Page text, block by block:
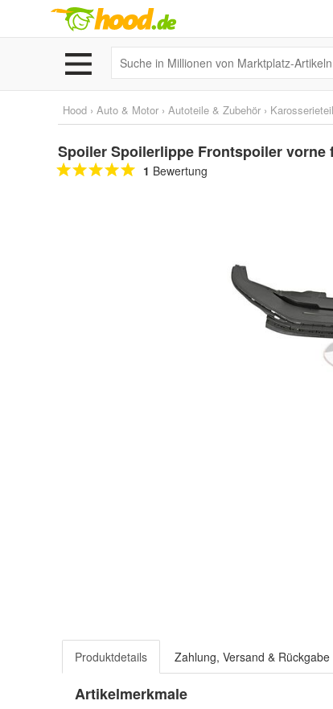
Hood › Auto & Motor › Autoteile & Zubehör ›
Spoiler Spoilerlippe Frontspoiler vorne
1 Bewertung
Produktdetails Zahlung, Versand & Rückgabe
Artikelmerkmale